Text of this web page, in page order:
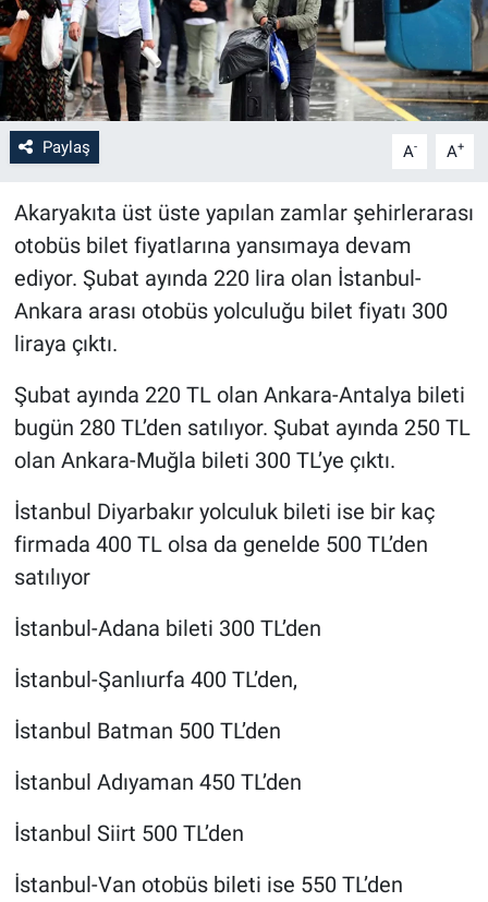
Paylaş A- A+
Akaryakıta üst üste yapılan zamlar şehirlerarası
otobüs bilet fiyatlarına yansımaya devam
ediyor. Şubat ayında 220 lira olan İstanbul-
Ankara arası otobüs yolculuğu bilet fiyatı 300
liraya çıktı.
Şubat ayında 220 TL olan Ankara-Antalya bileti
bugün 280 TL’den satılıyor. Şubat ayında 250 TL
olan Ankara-Muğla bileti 300 TL’ye çıktı.
İstanbul Diyarbakır yolculuk bileti ise bir kaç
firmada 400 TL olsa da genelde 500 TL’den
satılıyor
İstanbul-Adana bileti 300 TL’den
İstanbul-Şanlıurfa 400 TL’den,
İstanbul Batman 500 TL’den
İstanbul Adıyaman 450 TL’den
İstanbul Siirt 500 TL’den
İstanbul-Van otobüs bileti ise 550 TL’den